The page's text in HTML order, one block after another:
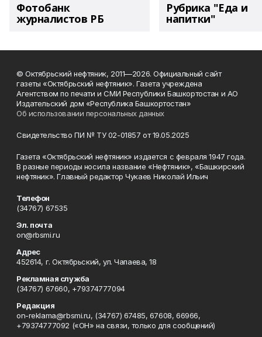
Фотобанк
журналистов РБ
Рубрика "Еда и
напитки"
© Октябрьский нефтяник, 2011—2026. Официальный сайт
газеты «Октябрьский нефтяник». Газета учреждена
Агентством по печати и СМИ Республики Башкортостан и АО
Издательский дом «Республика Башкортостан»
Об использовании персональных данных
Свидетельство ПИ № ТУ 02-01857 от 19.05.2025
Газета «Октябрьский нефтяник» издается с февраля 1947 года.
В разные периоды носила название «Нефтяник», «Башкирский
нефтяник». Главный редактор Чукаев Николай Ильич
Телефон
(34767) 67535
Эл. почта
on@rbsmi.ru
Адрес
452614, г. Октябрьский, ул. Чапаева, 18
Рекламная служба
(34767) 67660, +79374777094
Редакция
on-reklama@rbsmi.ru, (34767) 67485, 67608, 66966,
+79374777092 («ОН» на связи, только для сообщений)